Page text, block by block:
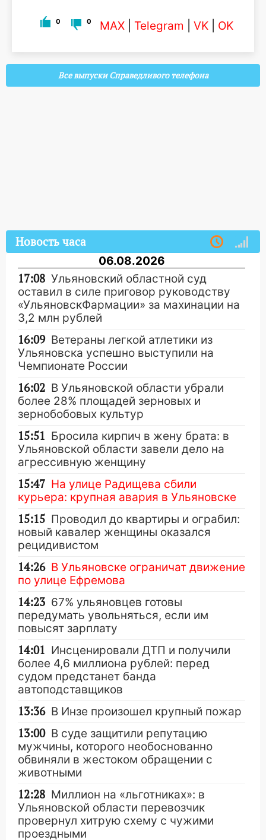
0 0 MAX Telegram VK OK
Все выпуски Справедливого телефона
Новость часа
06.08.2026
17:08 Ульяновский областной суд
оставил в силе приговор руководству
«УльяновскФармации» за махинации на
3,2 млн рублей
16:09 Ветераны легкой атлетики из
Ульяновска успешно выступили на
Чемпионате России
16:02 В Ульяновской области убрали
более 28% площадей зерновых и
зернобобовых культур
15:51 Бросила кирпич в жену брата: в
Ульяновской области завели дело на
агрессивную женщину
15:47 На улице Радищева сбили
курьера: крупная авария в Ульяновске
15:15 Проводил до квартиры и ограбил:
новый кавалер женщины оказался
рецидивистом
14:26 В Ульяновске ограничат движение
по улице Ефремова
14:23 67% ульяновцев готовы
передумать увольняться, если им
повысят зарплату
14:01 Инсценировали ДТП и получили
более 4,6 миллиона рублей: перед
судом предстанет банда
автоподставщиков
13:36 В Инзе произошел крупный пожар
13:00 В суде защитили репутацию
мужчины, которого необоснованно
обвиняли в жестоком обращении с
животными
12:28 Миллион на «льготниках»: в
Ульяновской области перевозчик
провернул хитрую схему с чужими
проездными